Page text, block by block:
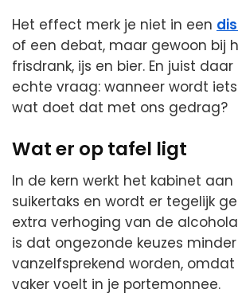
Het effect merk je niet in een
of een debat, maar gewoon bij
frisdrank, ijs en bier. En juist
echte vraag: wanneer wordt iets
wat doet dat met ons gedrag?
Wat er op tafel ligt
In de kern werkt het kabinet aan
suikertaks en wordt er tegelijk
extra verhoging van de
is dat ongezonde keuzes minder
vanzelfsprekend worden, omdat
vaker voelt in je portemonnee.